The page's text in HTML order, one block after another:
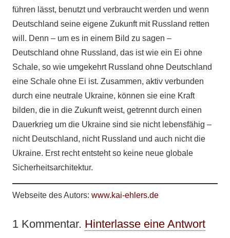
führen lässt, benutzt und verbraucht werden und wenn
Deutschland seine eigene Zukunft mit Russland retten
will. Denn – um es in einem Bild zu sagen –
Deutschland ohne Russland, das ist wie ein Ei ohne
Schale, so wie umgekehrt Russland ohne Deutschland
eine Schale ohne Ei ist. Zusammen, aktiv verbunden
durch eine neutrale Ukraine, können sie eine Kraft
bilden, die in die Zukunft weist, getrennt durch einen
Dauerkrieg um die Ukraine sind sie nicht lebensfähig –
nicht Deutschland, nicht Russland und auch nicht die
Ukraine. Erst recht entsteht so keine neue globale
Sicherheitsarchitektur.
Webseite des Autors: www.kai-ehlers.de
1 Kommentar. Hinterlasse eine Antwort